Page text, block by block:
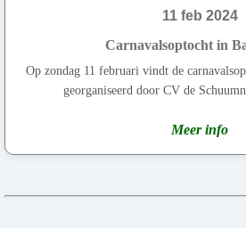
11 feb 2024
Carnavalsoptocht in
Op zondag 11 februari vindt de
georganiseerd door CV de
Meer info